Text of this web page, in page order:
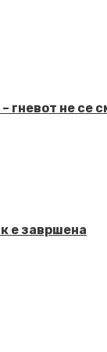
гневот не се
е завршена